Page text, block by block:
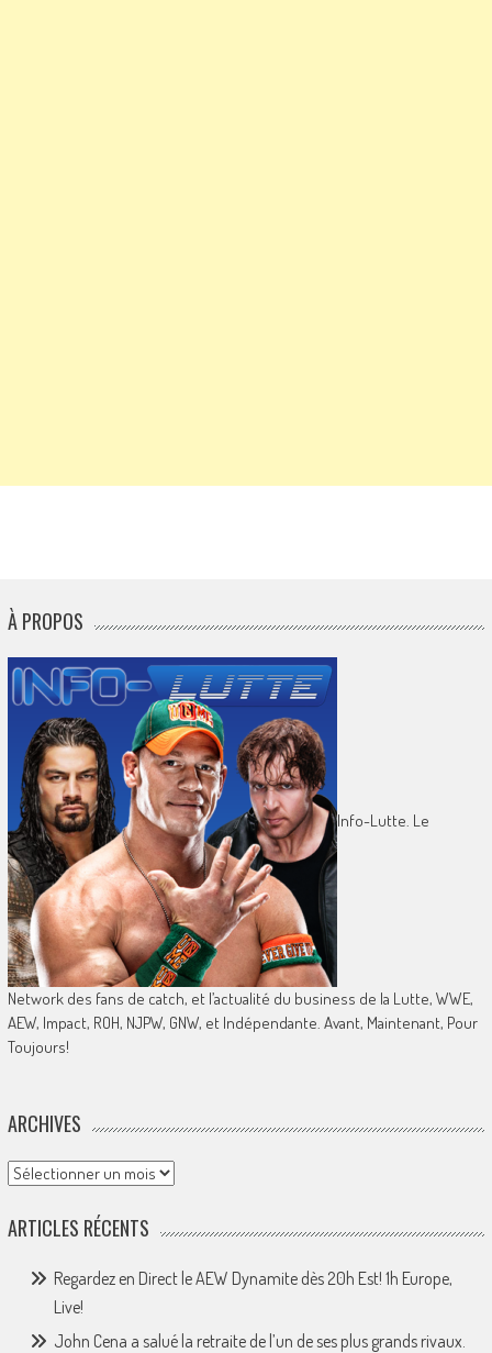
À PROPOS
Info-Lutte. Le
Network des fans de catch, et l’actualité du business de la Lutte, WWE,
AEW, Impact, ROH, NJPW, GNW, et Indépendante. Avant, Maintenant, Pour
Toujours!
ARCHIVES
Archives
ARTICLES RÉCENTS
Regardez en Direct le AEW Dynamite dès 20h Est! 1h Europe,
Live!
John Cena a salué la retraite de l’un de ses plus grands rivaux.